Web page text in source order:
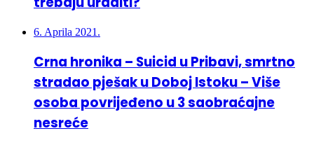
6. Aprila 2021.
Crna hronika – Suicid u Pribavi, smrtno
stradao pješak u Doboj Istoku – Više
osoba povrijeđeno u 3 saobraćajne
nesreće